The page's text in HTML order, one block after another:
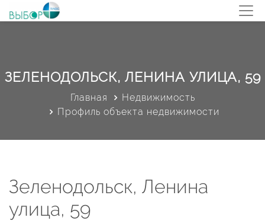
ЗЕЛЕНОДОЛЬСК, ЛЕНИНА УЛИЦА, 59
Главная
Недвижимость
Профиль объекта недвижимости
Зеленодольск, Ленина
улица, 59